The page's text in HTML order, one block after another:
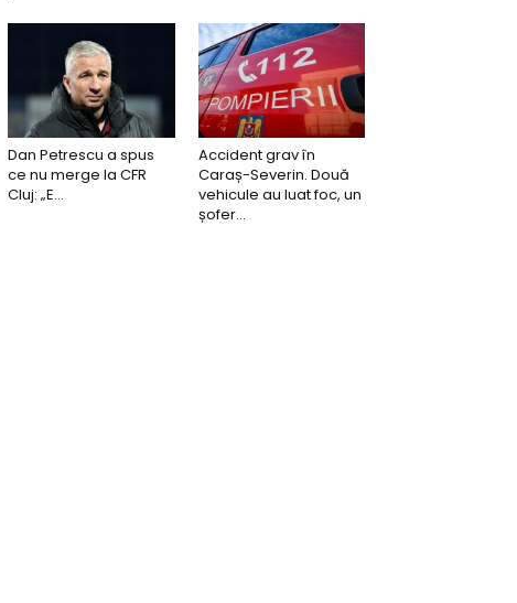
Dan Petrescu a spus
ce nu merge la CFR
Cluj: „E...
Accident grav în
Caraș-Severin. Două
vehicule au luat foc, un
șofer...